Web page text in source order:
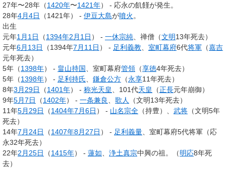
27年〜28年（1420年〜1421年） - 応永の飢饉が発生。
28年4月4日 （1421年） - 伊豆大島が噴火 。
出生
元年1月1日 （1394年2月1日 ） - 一休宗純 、禅僧（文明13年死去）
元年6月13日 （1394年7月11日 ） - 足利義教 室町幕府6代将軍 （嘉吉
元年死去）
5年（1398年） - 畠山持国 、室町幕府管領 （享徳4年死去）
5年（1398年） - 足利持氏 鎌倉公方 （永享11年死去）
8年3月29日 （1401年） - 称光天皇 、101代天皇 （正長元年崩御）
9年5月7日 （1402年） - 一条兼良 歌人
（文明13年死去）
11年5月29日 （1404年7月6日 ） - 山名宗全 （持豊）、 武将 （文明5年
死去）
14年7月24日 （1407年8月27日 ） - 足利義量 、室町幕府5代将軍（応
永32年死去）
22年2月25日 （1415年） - 蓮如 浄土真宗中興の祖。（明応8年死
去）